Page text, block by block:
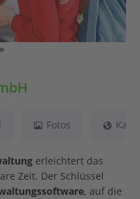
Fotos Karte
erleichtert das
Zeit. Der Schlüssel
, auf die